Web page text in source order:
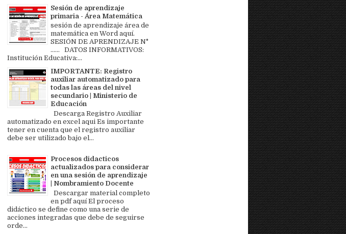
Sesión de aprendizaje
primaria - Área Matemática
sesión de aprendizaje área de
matemática en Word aquí.
SESIÓN DE APRENDIZAJE N°
...... DATOS INFORMATIVOS:
Institución Educativa:...
IMPORTANTE: Registro
auxiliar automatizado para
todas las áreas del nivel
secundario | Ministerio de
Educación
Descarga Registro Auxiliar
automatizado en excel aqui Es importante
tener en cuenta que el registro auxiliar
debe ser utilizado bajo el...
Procesos didacticos
actualizados para considerar
en una sesión de aprendizaje
| Nombramiento Docente
Descargar material completo
en pdf aquí El proceso
didáctico se define como una serie de
acciones integradas que debe de seguirse
orde...